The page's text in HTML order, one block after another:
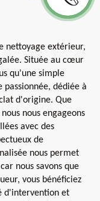
nettoyage extérieur,
Située au cœur
qu'une simple
dédiée à
d'origine. Que
nous engageons
avec des
de
nous permet
nous savons que
vous bénéficiez
d'intervention et